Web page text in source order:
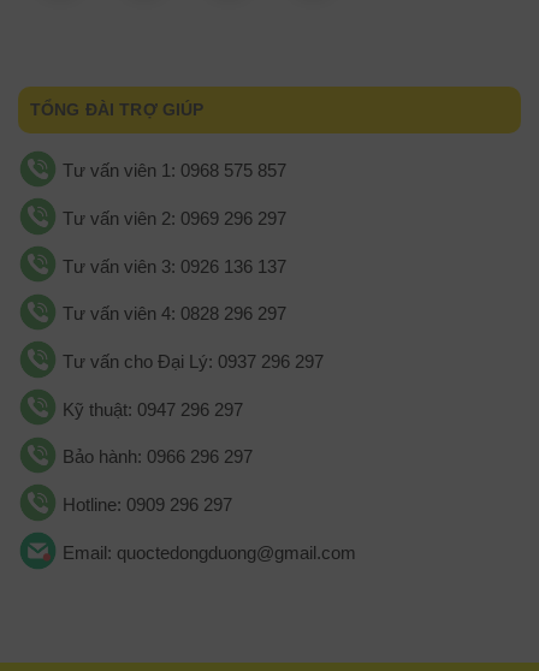
TỔNG ĐÀI TRỢ GIÚP
Tư vấn viên 1: 0968 575 857
Tư vấn viên 2: 0969 296 297
Tư vấn viên 3: 0926 136 137
Tư vấn viên 4: 0828 296 297
Tư vấn cho Đại Lý: 0937 296 297
Kỹ thuật: 0947 296 297
Bảo hành: 0966 296 297
Hotline: 0909 296 297
Email: quoctedongduong@gmail.com